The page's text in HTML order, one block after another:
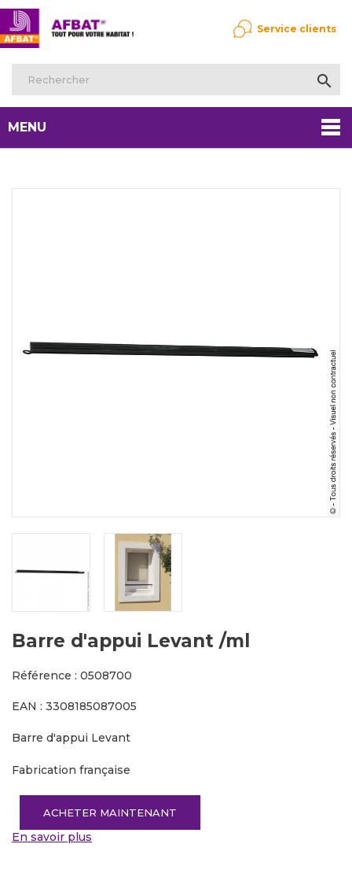

Service clients
MENU
Barre d'appui Levant /ml
Référence : 0508700
EAN : 3308185087005
Barre d'appui Levant
Fabrication française
ACHETER MAINTENANT
En savoir plus